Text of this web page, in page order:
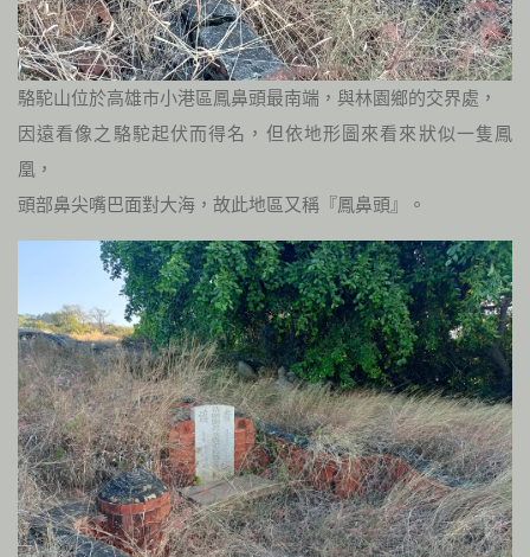
駱駝山位於高雄市小港區鳳鼻頭最南端，與林園鄉的交界處，
因遠看像之駱駝起伏而得名，但依地形圖來看來狀似一隻鳳
凰，
頭部鼻尖嘴巴面對大海，故此地區又稱『鳳鼻頭』。